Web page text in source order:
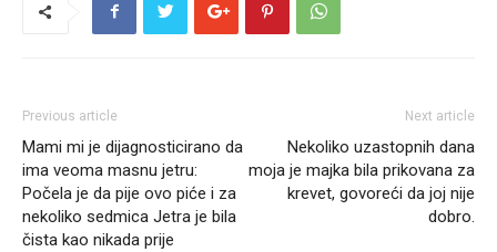
Previous article
Mami mi je dijagnosticirano da
ima veoma masnu jetru:
Počela je da pije ovo piće i za
nekoliko sedmica Jetra je bila
čista kao nikada prije
Next article
Nekoliko uzastopnih dana
moja je majka bila prikovana za
krevet, govoreći da joj nije
dobro.